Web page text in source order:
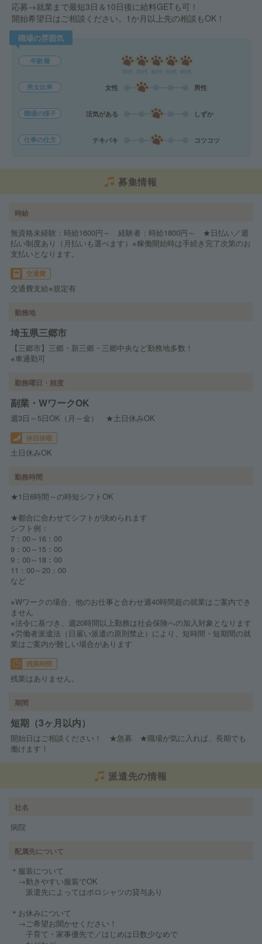
応募→就業まで最短3日＆10日後に給料GETも可！
開始希望日はご相談ください。1か月以上先の相談もOK！
職場の雰囲気
年齢層
男女比率 女性 男性
職場の様子 活気がある しずか
仕事の仕方 テキパキ コツコツ
募集情報
時給
無資格未経験：時給1600円～ 経験者：時給1800円～ ★日払い／週
払い制度あり（月払いも選べます）※稼働開始時は手続き完了次第のお
支払いとなります。
交通費
交通費支給※規定有
勤務地
埼玉県三郷市
【三郷市】三郷・新三郷・三郷中央など勤務地多数！
※車通勤可
勤務曜日・頻度
副業・WワークOK
週3日～5日OK（月～金） ★土日休みOK
休日休暇
土日休みOK
勤務時間
★1日6時間～の時短シフトOK
★都合に合わせてシフトが決められます
シフト例：
7：00～16：00
9：00～15：00
9：00～18：00
11：00～20：00
など
※Wワークの場合、他のお仕事と合わせ週40時間超の就業はご案内でき
ません
※法令に基づき、週20時間以上勤務は社会保険への加入対象となります
※労働者派遣法（日雇い派遣の原則禁止）により、短時間・短期間の就
業はご案内が難しい場合があります
残業時間
残業はありません。
期間
短期（3ヶ月以内）
開始日はご相談ください！ ★急募 ★職場が気に入れば、長期でも
働けます！
派遣先の情報
社名
病院
配属先について
＊服装について
→動きやすい服装でOK
派遣先によってはポロシャツの貸与あり
＊お休みについて
→ご希望お聞かせください！
子育て・家事優先で／はじめは日数少なめで